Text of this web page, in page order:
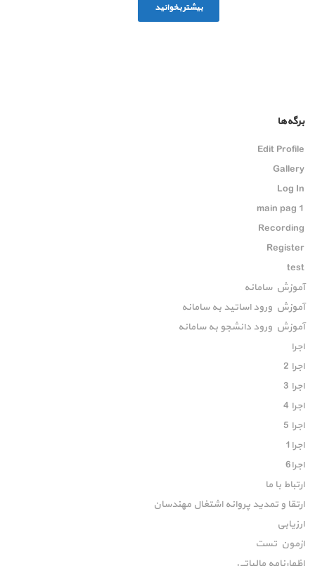
بیشتر بخوانید
برگه‌ها
Edit Profile
Gallery
Log In
main pag 1
Recording
Register
test
آموزش سامانه
آموزش ورود اساتید به سامانه
آموزش ورود دانشجو به سامانه
اجرا
اجرا 2
اجرا 3
اجرا 4
اجرا 5
اجرا1
اجرا6
ارتباط با ما
ارتقا و تمدید پروانه اشتغال مهندسان
ارزیابی
ازمون تست